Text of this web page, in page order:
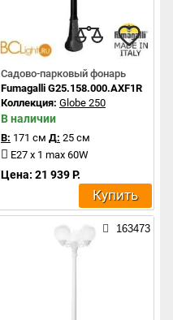
Садово-парковый фонарь
Fumagalli G25.158.000.AXF1R
Коллекция: Globe 250
В наличии
В: 171 см Д: 25 см
E27 x 1 max 60W
Цена: 21 939 Р.
Купить
163473